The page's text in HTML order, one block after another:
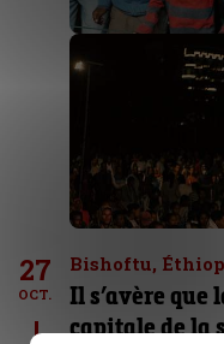
27
OCT.
Bishoftu,
Il s’avère
capitale de la